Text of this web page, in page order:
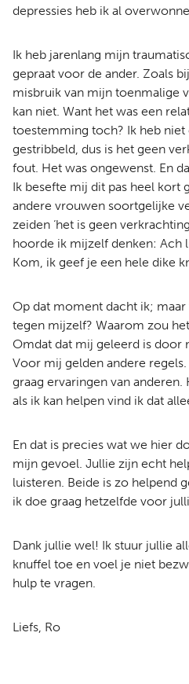
depressies heb ik al
Ik heb jarenlang mijn
gepraat voor de ander. Zoals
misbruik van mijn toenmalige
kan niet. Want het was een
toestemming toch? Ik heb niet
gestribbeld, dus is het geen
fout. Het was ongewenst. En
Ik besefte mij dit pas heel kort
andere vrouwen soortgelijke
zeiden ‘het is geen
hoorde ik mijzelf denken: Ach
Kom, ik geef je een hele dike
Op dat moment dacht ik;
tegen mijzelf? Waarom zou
Omdat dat mij geleerd is door
Voor mij gelden andere
graag ervaringen van
als ik kan helpen vind ik dat
En dat is precies wat we hier
mijn gevoel. Jullie zijn echt
luisteren. Beide is zo helpend
ik doe graag hetzelfde voor
Dank jullie wel! Ik stuur jullie
knuffel toe en voel je niet
hulp te vragen.
Liefs, Ro